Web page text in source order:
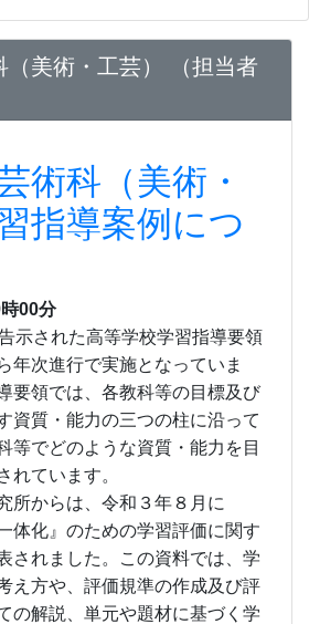
（美術・工芸） （担当者
術科（美術・
指導案例につ
00分
示された高等学校学習指導要領
年次進行で実施となっていま
要領では、各教科等の目標及び
資質・能力の三つの柱に沿って
等でどのような資質・能力を目
れています。
所からは、令和３年８月に
体化』のための学習評価に関す
されました。この資料では、学
え方や、評価規準の作成及び評
の解説、単元や題材に基づく学